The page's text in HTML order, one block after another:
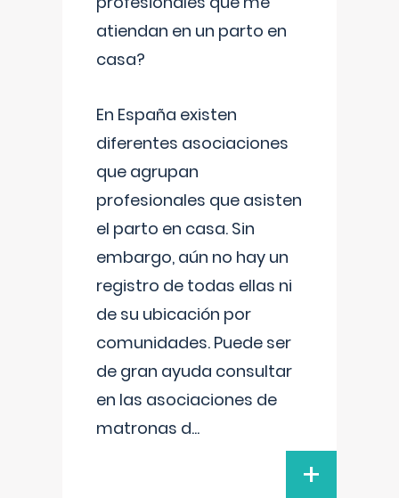
atiendan en un parto en
casa?
En España existen
diferentes asociaciones
que agrupan
profesionales que asisten
el parto en casa. Sin
embargo, aún no hay un
registro de todas ellas ni
de su ubicación por
comunidades. Puede ser
de gran ayuda consultar
en las asociaciones de
matronas d...
+